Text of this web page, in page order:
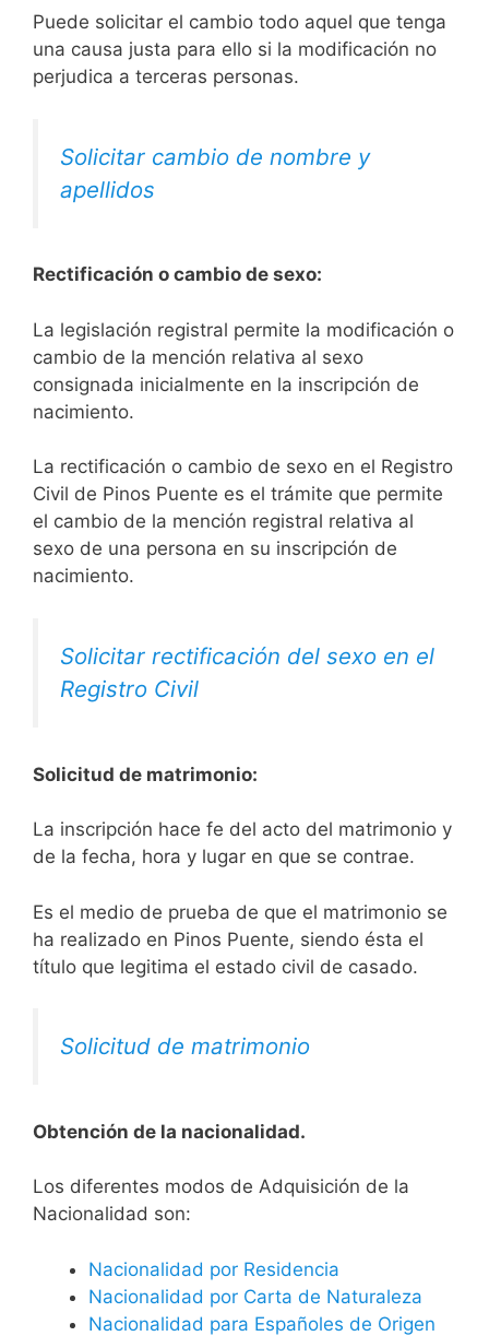
Puede solicitar el cambio todo aquel que tenga
una causa justa para ello si la modificación no
perjudica a terceras personas.
Solicitar cambio de nombre y
apellidos
Rectificación o cambio de sexo:
La legislación registral permite la modificación o
cambio de la mención relativa al sexo
consignada inicialmente en la inscripción de
nacimiento.
La rectificación o cambio de sexo en el Registro
Civil de Pinos Puente es el trámite que permite
el cambio de la mención registral relativa al
sexo de una persona en su inscripción de
nacimiento.
Solicitar rectificación del sexo en el
Registro Civil
Solicitud de matrimonio:
La inscripción hace fe del acto del matrimonio y
de la fecha, hora y lugar en que se contrae.
Es el medio de prueba de que el matrimonio se
ha realizado en Pinos Puente, siendo ésta el
título que legitima el estado civil de casado.
Solicitud de matrimonio
Obtención de la nacionalidad.
​​​Los diferentes modos de Adquisición de la
Nacionalidad son:
Nacionalidad por Residencia
Nacionalidad por Carta de Naturaleza
Nacionalidad para Españoles de Origen